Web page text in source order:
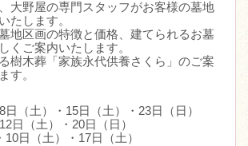
大野屋の専門スタッフがお客様の墓地
たします。
地区画の特徴と価格、建てられるお墓
くご案内いたします。
樹木葬「家族永代供養さくら」のご案
す。
（土）・15日（土）・23日（日）
日（土）・20日（日）
日（土）・17日（土）